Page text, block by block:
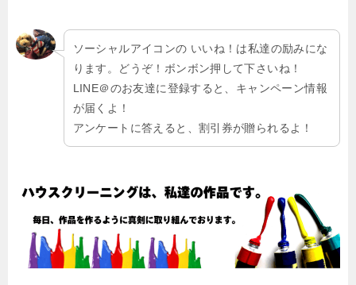
ソーシャルアイコンの いいね！は私達の励みにな
ります。どうぞ！ボンボン押して下さいね！
LINE＠のお友達に登録すると、キャンペーン情報
が届くよ！
アンケートに答えると、割引券が贈られるよ！